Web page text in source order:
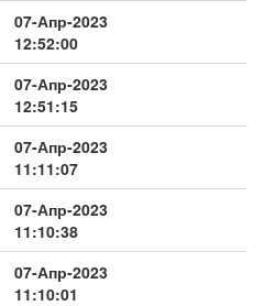
07-Апр-2023
12:52:00
07-Апр-2023
12:51:15
07-Апр-2023
11:11:07
07-Апр-2023
11:10:38
07-Апр-2023
11:10:01